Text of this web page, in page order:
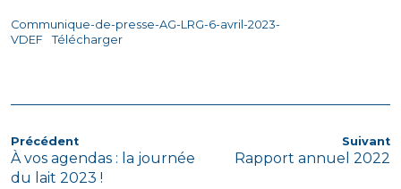
Communique-de-presse-AG-LRG-6-avril-2023-
VDEF
Télécharger
NAVIGATION
DE
Article
précédent
Précédent
À vos agendas : la journée
du lait 2023 !
Suivant
Rapport annuel 2022